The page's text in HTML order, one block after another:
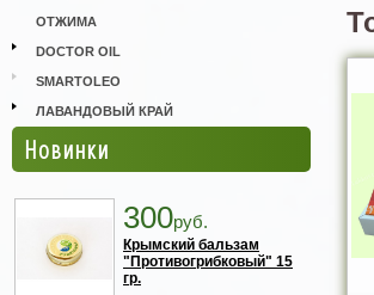
ОТЖИМА
DOCTOR OIL
SMARTOLEO
ЛАВАНДОВЫЙ КРАЙ
Новинки
300руб.
Крымский бальзам
"Противогрибковый" 15
гр.